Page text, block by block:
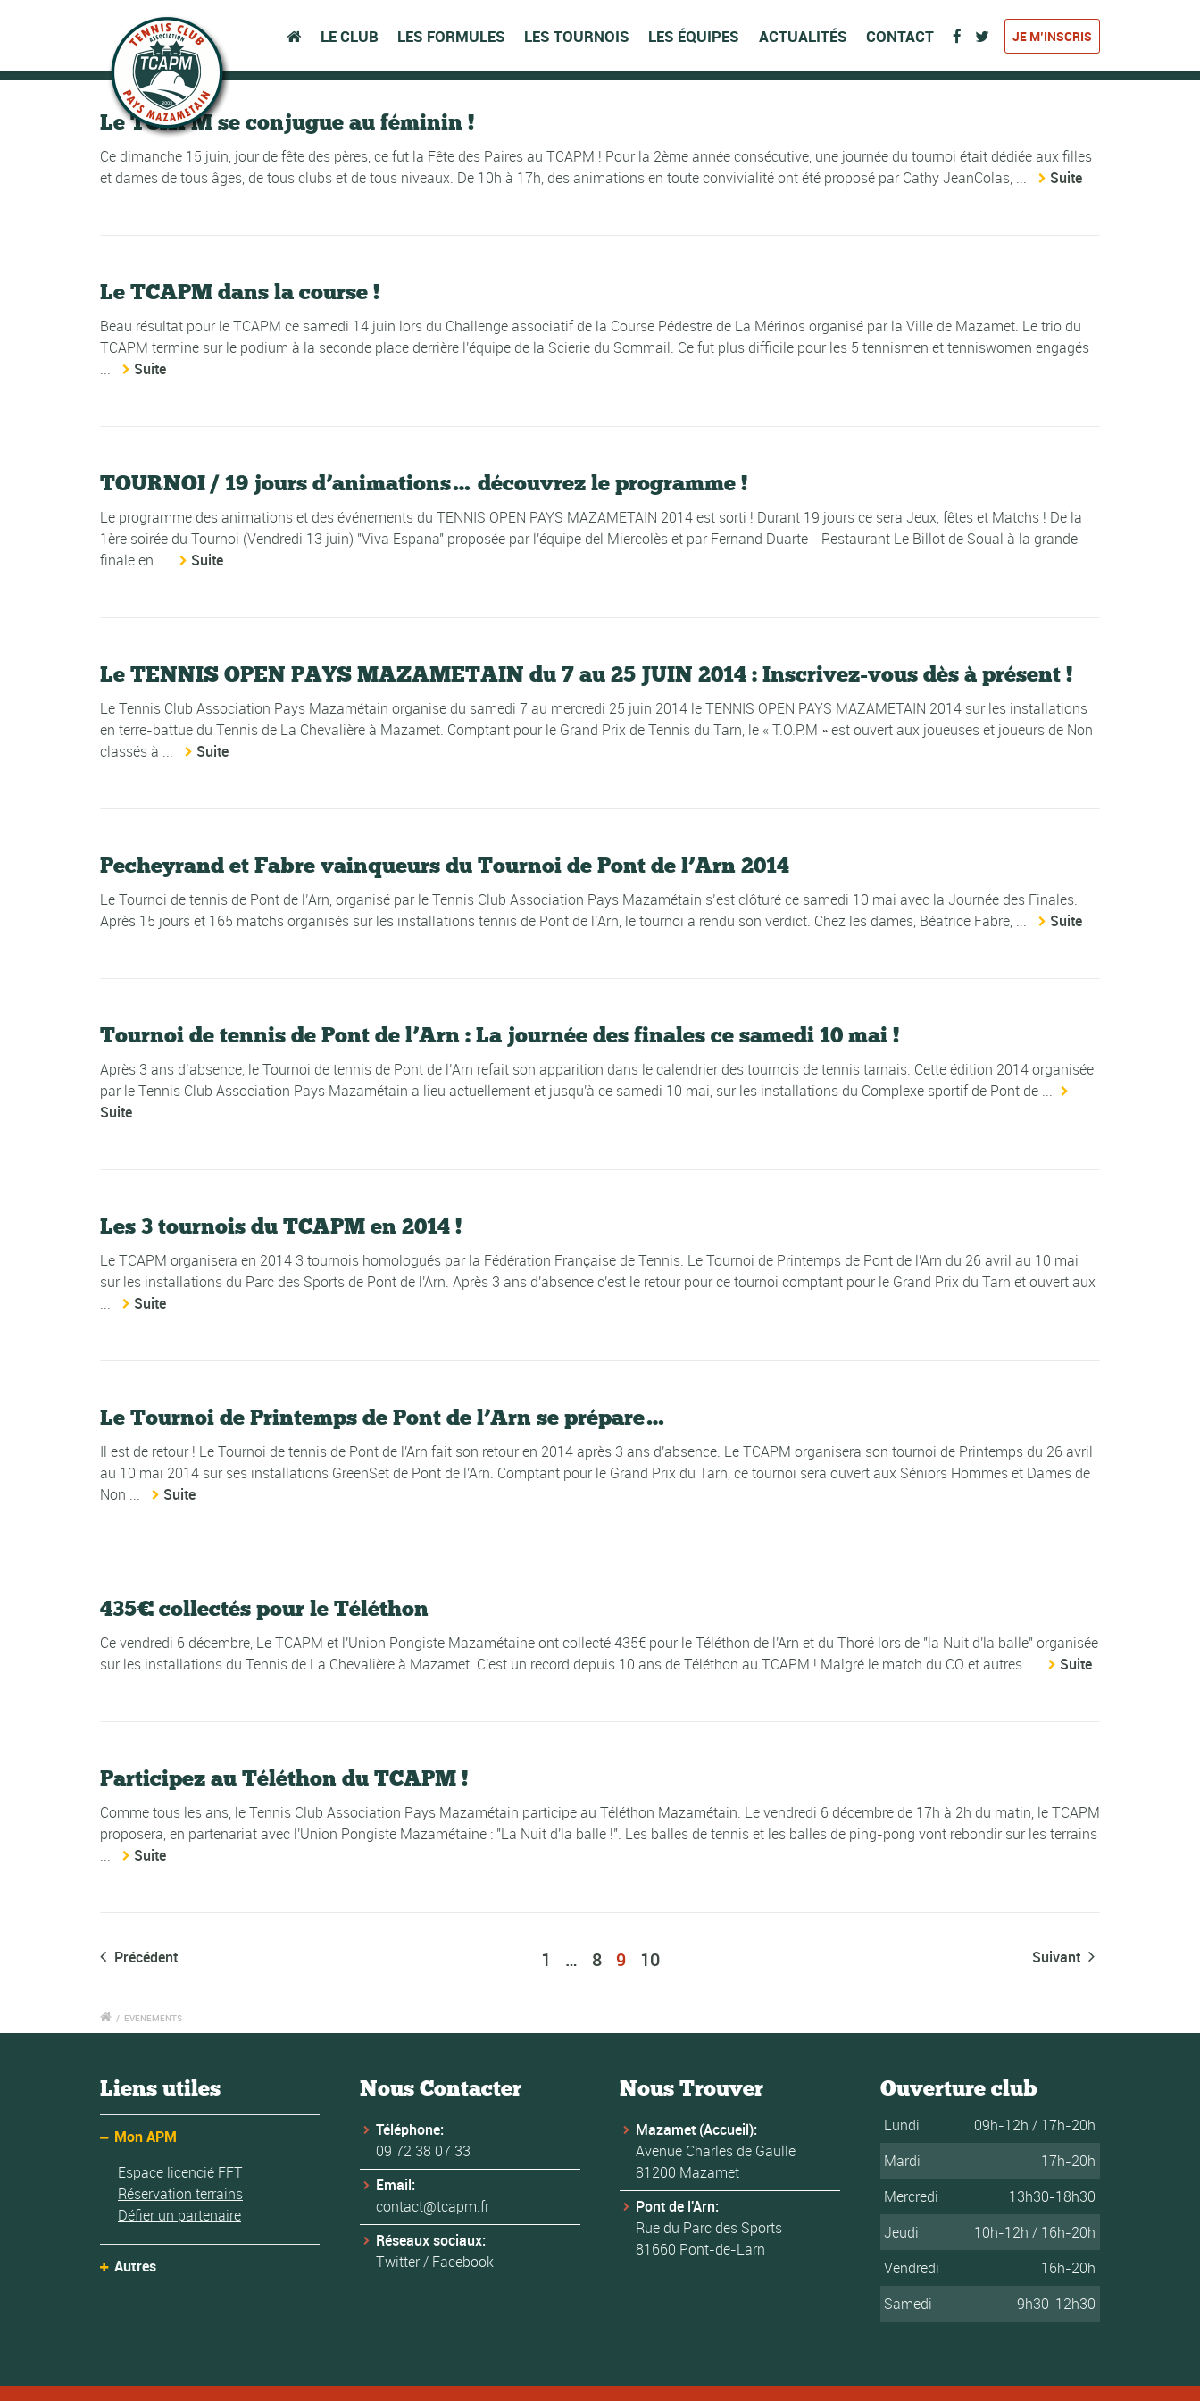
LE CLUB LES FORMULES LES TOURNOIS LES ÉQUIPES ACTUALITÉS CONTACT JE M’INSCRIS
Le TCAPM se conjugue au féminin !
Ce dimanche 15 juin, jour de fête des pères, ce fut la Fête des Paires au TCAPM ! Pour la 2ème année consécutive, une journée du tournoi était dédiée aux filles
et dames de tous âges, de tous clubs et de tous niveaux. De 10h à 17h, des animations en toute convivialité ont été proposé par Cathy JeanColas, ...
Suite
Le TCAPM dans la course !
Beau résultat pour le TCAPM ce samedi 14 juin lors du Challenge associatif de la Course Pédestre de La Mérinos organisé par la Ville de Mazamet. Le trio du
TCAPM termine sur le podium à la seconde place derrière l'équipe de la Scierie du Sommail. Ce fut plus difficile pour les 5 tennismen et tenniswomen engagés
...
Suite
TOURNOI / 19 jours d’animations… découvrez le programme !
Le programme des animations et des événements du TENNIS OPEN PAYS MAZAMETAIN 2014 est sorti ! Durant 19 jours ce sera Jeux, fêtes et Matchs ! De la
1ère soirée du Tournoi (Vendredi 13 juin) "Viva Espana" proposée par l'équipe del Miercolès et par Fernand Duarte - Restaurant Le Billot de Soual à la grande
finale en ...
Suite
Le TENNIS OPEN PAYS MAZAMETAIN du 7 au 25 JUIN 2014 : Inscrivez-vous dès à présent !
Le Tennis Club Association Pays Mazamétain organise du samedi 7 au mercredi 25 juin 2014 le TENNIS OPEN PAYS MAZAMETAIN 2014 sur les installations
en terre-battue du Tennis de La Chevalière à Mazamet. Comptant pour le Grand Prix de Tennis du Tarn, le « T.O.P.M » est ouvert aux joueuses et joueurs de Non
classés à ...
Suite
Pecheyrand et Fabre vainqueurs du Tournoi de Pont de l’Arn 2014
Le Tournoi de tennis de Pont de l’Arn, organisé par le Tennis Club Association Pays Mazamétain s’est clôturé ce samedi 10 mai avec la Journée des Finales.
Après 15 jours et 165 matchs organisés sur les installations tennis de Pont de l’Arn, le tournoi a rendu son verdict. Chez les dames, Béatrice Fabre, ...
Suite
Tournoi de tennis de Pont de l’Arn : La journée des finales ce samedi 10 mai !
Après 3 ans d’absence, le Tournoi de tennis de Pont de l’Arn refait son apparition dans le calendrier des tournois de tennis tarnais. Cette édition 2014 organisée
par le Tennis Club Association Pays Mazamétain a lieu actuellement et jusqu'à ce samedi 10 mai, sur les installations du Complexe sportif de Pont de ...
Suite
Les 3 tournois du TCAPM en 2014 !
Le TCAPM organisera en 2014 3 tournois homologués par la Fédération Française de Tennis. Le Tournoi de Printemps de Pont de l'Arn du 26 avril au 10 mai
sur les installations du Parc des Sports de Pont de l'Arn. Après 3 ans d'absence c'est le retour pour ce tournoi comptant pour le Grand Prix du Tarn et ouvert aux
...
Suite
Le Tournoi de Printemps de Pont de l’Arn se prépare…
Il est de retour ! Le Tournoi de tennis de Pont de l'Arn fait son retour en 2014 après 3 ans d'absence. Le TCAPM organisera son tournoi de Printemps du 26 avril
au 10 mai 2014 sur ses installations GreenSet de Pont de l'Arn. Comptant pour le Grand Prix du Tarn, ce tournoi sera ouvert aux Séniors Hommes et Dames de
Non ...
Suite
435€ collectés pour le Téléthon
Ce vendredi 6 décembre, Le TCAPM et l'Union Pongiste Mazamétaine ont collecté 435€ pour le Téléthon de l'Arn et du Thoré lors de "la Nuit d'la balle" organisée
sur les installations du Tennis de La Chevalière à Mazamet. C'est un record depuis 10 ans de Téléthon au TCAPM ! Malgré le match du CO et autres ...
Suite
Participez au Téléthon du TCAPM !
Comme tous les ans, le Tennis Club Association Pays Mazamétain participe au Téléthon Mazamétain. Le vendredi 6 décembre de 17h à 2h du matin, le TCAPM
proposera, en partenariat avec l'Union Pongiste Mazamétaine : "La Nuit d'la balle !". Les balles de tennis et les balles de ping-pong vont rebondir sur les terrains
...
Suite
Précédent 1 … 8 9 10 Suivant
/ EVENEMENTS
Liens utiles
Mon APM
Espace licencié FFT
Réservation terrains
Défier un partenaire
Autres
Nous Contacter
Téléphone:
09 72 38 07 33
Email:
contact@tcapm.fr
Réseaux sociaux:
Twitter/ Facebook
Nous Trouver
Mazamet (Accueil):
Avenue Charles de Gaulle
81200 Mazamet
Pont de l'Arn:
Rue du Parc des Sports
81660 Pont-de-Larn
Ouverture club
Lundi
09h-12h / 17h-20h
Mardi
17h-20h
Mercredi
13h30-18h30
Jeudi
10h-12h / 16h-20h
Vendredi
16h-20h
Samedi
9h30-12h30